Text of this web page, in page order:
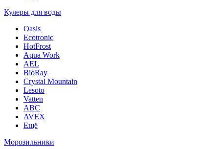
Кулеры для воды
Oasis
Ecotronic
HotFrost
Aqua Work
AEL
BioRay
Crystal Mountain
Lesoto
Vatten
ABC
AVEX
Ещё
Морозильники